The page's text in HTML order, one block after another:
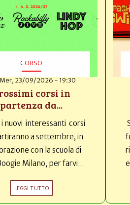
CORSO
Mer, 23/09/2026 - 19:30
corsi in
partenza da...
i nuovi interessanti corsi
a settembre, in
con la scuola di
Milano, per farvi...
LEGGI TUTTO